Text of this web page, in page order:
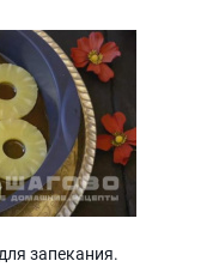
запекания.